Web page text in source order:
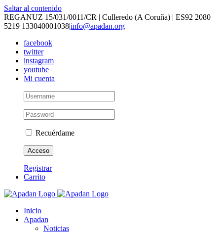
Saltar al contenido
REGANUZ 15/031/0011/CR | Culleredo (A Coruña) | ES92 2080
5219 133040001038|info@apadan.org
facebook
twitter
instagram
youtube
Mi cuenta
Recuérdame
Registrar
Carrito
Inicio
Apadan
Noticias